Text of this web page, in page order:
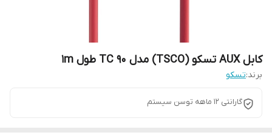
کابل AUX تسکو (TSCO) مدل TC 90 طول 1m
برند:تسکو
گارانتی ۱۲ ماهه توسن سیستم